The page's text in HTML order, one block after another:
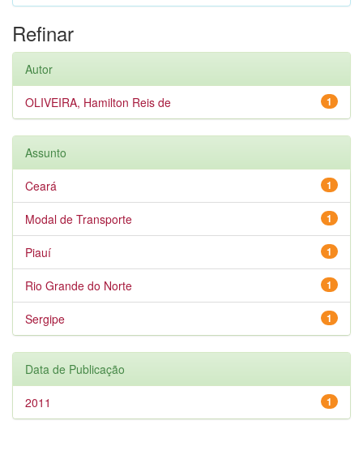
Refinar
Autor
1
OLIVEIRA, Hamilton Reis de
Assunto
1
Ceará
1
Modal de Transporte
1
Piauí
1
Rio Grande do Norte
1
Sergipe
Data de Publicação
1
2011